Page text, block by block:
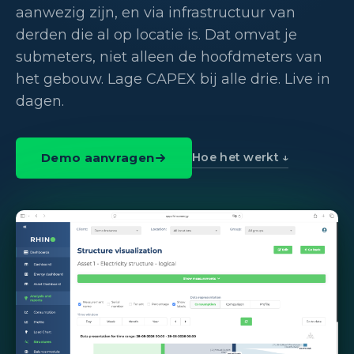
aanwezig zijn, en via infrastructuur van
derden die al op locatie is. Dat omvat je
submeters, niet alleen de hoofdmeters van
het gebouw. Lage CAPEX bij alle drie. Live in
dagen.
Demo aanvragen Hoe het werkt ↓